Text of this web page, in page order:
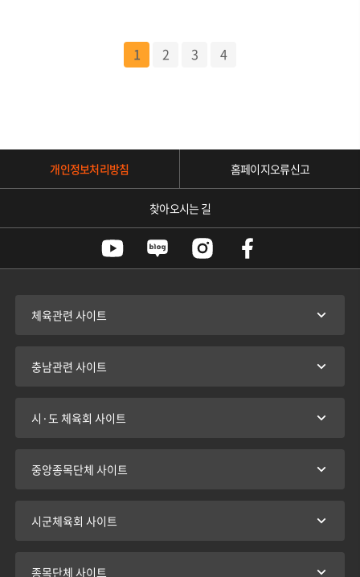
1 2 3 4
개인정보처리방침 홈페이지오류신고
찾아오시는 길
체육관련 사이트
충남관련 사이트
시·도 체육회 사이트
중앙종목단체 사이트
시군체육회 사이트
종목단체 사이트